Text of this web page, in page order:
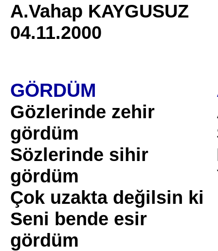
A.Vahap KAYGUSUZ
04.11.2000
GÖRDÜM
Gözlerinde zehir
gördüm
Sözlerinde sihir
gördüm
Çok uzakta değilsin ki
Seni bende esir
gördüm